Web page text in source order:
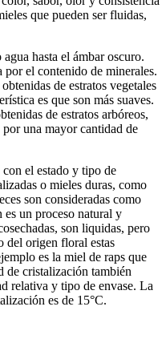
que pueden ser fluidas,
hasta el ámbar oscuro.
por el contenido de minerales.
de estratos vegetales
es que son más suaves.
de estratos arbóreos,
por una mayor cantidad de
el estado y tipo de
o mieles duras, como
son consideradas como
es un proceso natural y
son liquidas, pero
del origen floral estas
es la miel de raps que
de cristalización también
relativa y tipo de envase. La
es de 15°C.